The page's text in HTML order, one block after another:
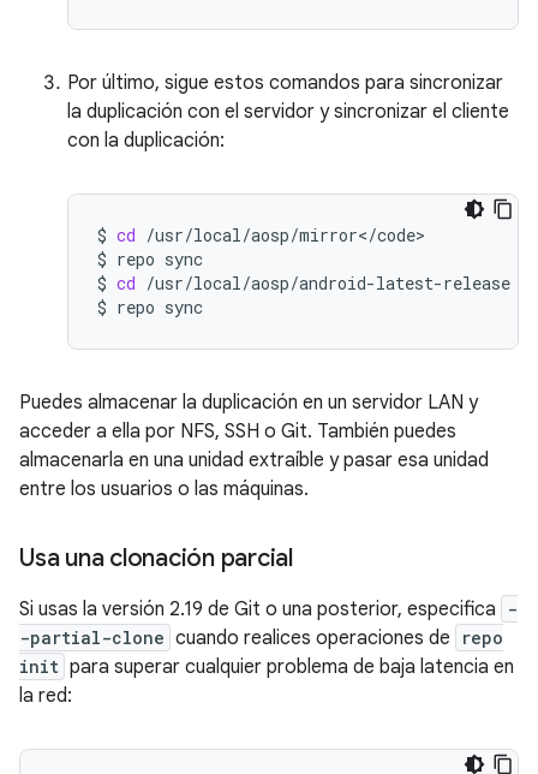
Por último, sigue estos comandos para sincronizar
la duplicación con el servidor y sincronizar el cliente
con la duplicación:
$ cd /usr/local/aosp/mirror</code>
$ repo sync
$ cd /usr/local/aosp/android-latest-release
$ repo
Puedes almacenar la duplicación en un servidor LAN y
acceder a ella por NFS, SSH o Git. También puedes
almacenarla en una unidad extraíble y pasar esa unidad
entre los usuarios o las máquinas.
Usa una clonación parcial
Si usas la versión 2.19 de Git o una posterior, especifica
-
-partial-clone cuando realices operaciones de
repo
init para superar cualquier problema de baja latencia en
la red: